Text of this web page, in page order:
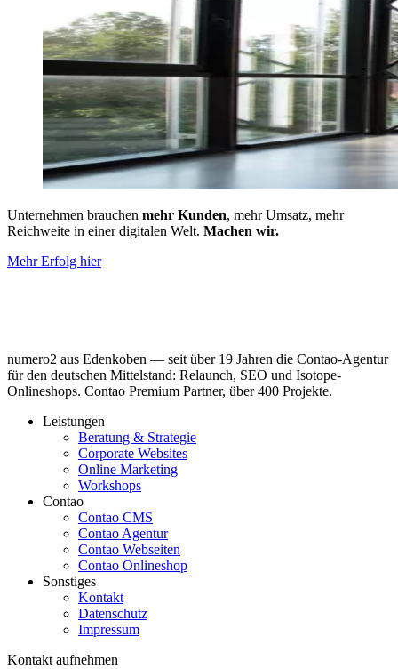
Unternehmen brauchen mehr Kunden, mehr Umsatz, mehr
Reichweite in einer digitalen Welt. Machen wir.
Mehr Erfolg hier
numero2 aus Edenkoben — seit über 19 Jahren die Contao-Agentur
für den deutschen Mittelstand: Relaunch, SEO und Isotope-
Onlineshops. Contao Premium Partner, über 400 Projekte.
Leistungen
Beratung & Strategie
Corporate Websites
Online Marketing
Workshops
Contao
Contao CMS
Contao Agentur
Contao Webseiten
Contao Onlineshop
Sonstiges
Kontakt
Datenschutz
Impressum
Kontakt aufnehmen